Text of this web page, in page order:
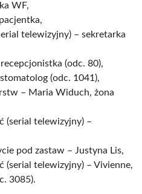
WF,
telewizyjny) – sekretarka
(odc. 80),
(odc. 1041),
– Maria Widuch, żona
(serial telewizyjny) –
pod zastaw – Justyna Lis,
(serial telewizyjny) – Vivienne,
3085).